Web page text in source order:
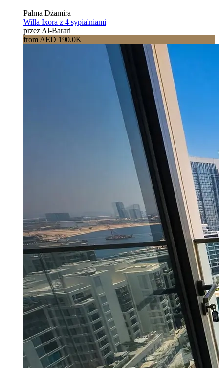
Palma Dżamira
Willa Ixora z 4 sypialniami
przez Al-Barari
from AED 190.0K